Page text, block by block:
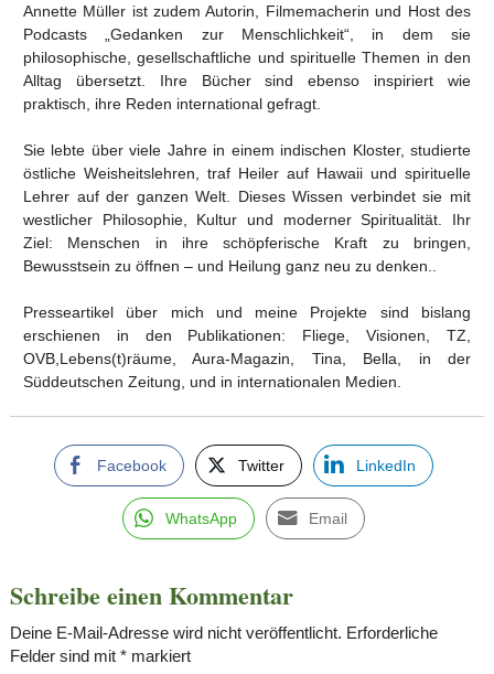
Annette Müller ist zudem Autorin, Filmemacherin und Host des
Podcasts „Gedanken zur Menschlichkeit“, in dem sie
philosophische, gesellschaftliche und spirituelle Themen in den
Alltag übersetzt. Ihre Bücher sind ebenso inspiriert wie
praktisch, ihre Reden international gefragt.
Sie lebte über viele Jahre in einem indischen Kloster, studierte
östliche Weisheitslehren, traf Heiler auf Hawaii und spirituelle
Lehrer auf der ganzen Welt. Dieses Wissen verbindet sie mit
westlicher Philosophie, Kultur und moderner Spiritualität. Ihr
Ziel: Menschen in ihre schöpferische Kraft zu bringen,
Bewusstsein zu öffnen – und Heilung ganz neu zu denken..
Presseartikel über mich und meine Projekte sind bislang
erschienen in den Publikationen: Fliege, Visionen, TZ,
OVB,Lebens(t)räume, Aura-Magazin, Tina, Bella, in der
Süddeutschen Zeitung, und in internationalen Medien.
Facebook Twitter LinkedIn
WhatsApp Email
Schreibe einen Kommentar
Deine E-Mail-Adresse wird nicht veröffentlicht. Erforderliche
Felder sind mit *markiert